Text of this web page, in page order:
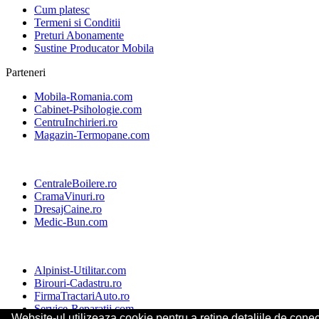
Cum platesc
Termeni si Conditii
Preturi Abonamente
Sustine Producator Mobila
Parteneri
Mobila-Romania.com
Cabinet-Psihologie.com
CentruInchirieri.ro
Magazin-Termopane.com
CentraleBoilere.ro
CramaVinuri.ro
DresajCaine.ro
Medic-Bun.com
Alpinist-Utilitar.com
Birouri-Cadastru.ro
FirmaTractariAuto.ro
Service-Reparatii.com